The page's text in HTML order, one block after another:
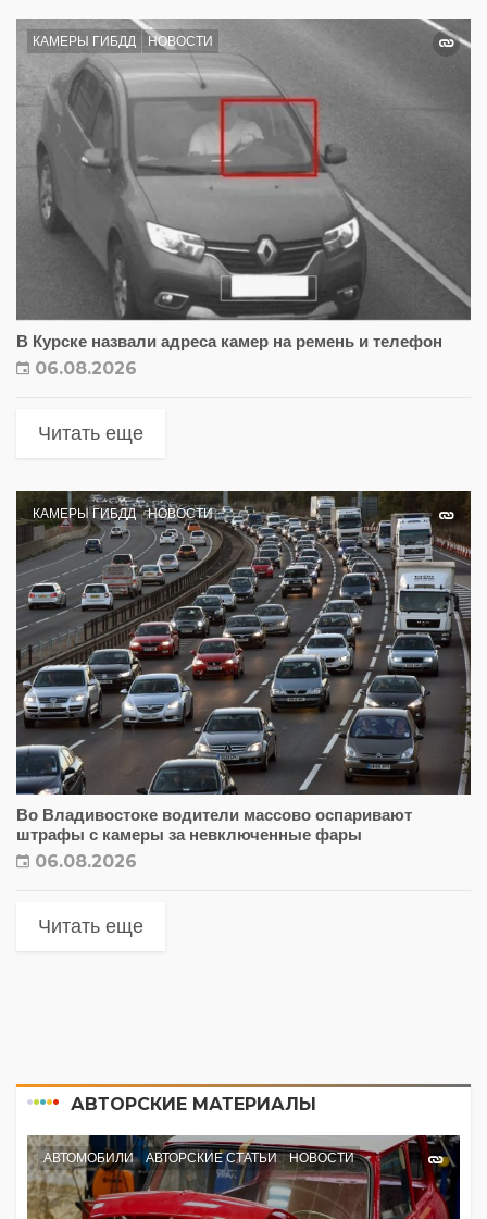
КАМЕРЫ ГИБДД НОВОСТИ
В Курске назвали адреса камер на ремень и телефон
06.08.2026
Читать еще
КАМЕРЫ ГИБДД НОВОСТИ
Во Владивостоке водители массово оспаривают
штрафы с камеры за невключенные фары
06.08.2026
Читать еще
АВТОРСКИЕ МАТЕРИАЛЫ
АВТОМОБИЛИ АВТОРСКИЕ СТАТЬИ НОВОСТИ